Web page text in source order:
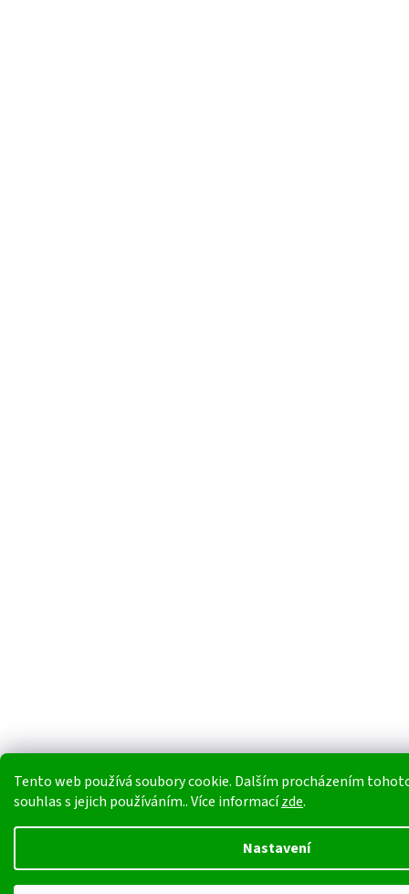
Tento web používá soubory cookie. Dalším procházením
souhlas s jejich používáním.. Více informacízde.
Nastavení